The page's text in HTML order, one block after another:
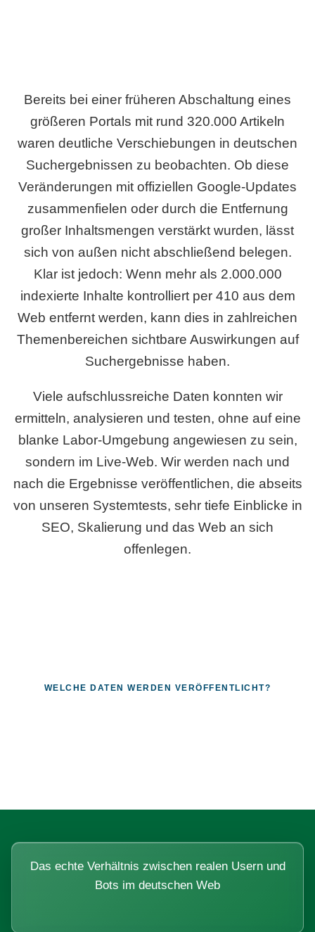
Bereits bei einer früheren Abschaltung eines
größeren Portals mit rund 320.000 Artikeln
waren deutliche Verschiebungen in deutschen
Suchergebnissen zu beobachten. Ob diese
Veränderungen mit offiziellen Google-Updates
zusammenfielen oder durch die Entfernung
großer Inhaltsmengen verstärkt wurden, lässt
sich von außen nicht abschließend belegen.
Klar ist jedoch: Wenn mehr als 2.000.000
indexierte Inhalte kontrolliert per 410 aus dem
Web entfernt werden, kann dies in zahlreichen
Themenbereichen sichtbare Auswirkungen auf
Suchergebnisse haben.
Viele aufschlussreiche Daten konnten wir
ermitteln, analysieren und testen, ohne auf eine
blanke Labor-Umgebung angewiesen zu sein,
sondern im Live-Web. Wir werden nach und
nach die Ergebnisse veröffentlichen, die abseits
von unseren Systemtests, sehr tiefe Einblicke in
SEO, Skalierung und das Web an sich
offenlegen.
WELCHE DATEN WERDEN VERÖFFENTLICHT?
Das echte Verhältnis zwischen realen Usern und
Bots im deutschen Web